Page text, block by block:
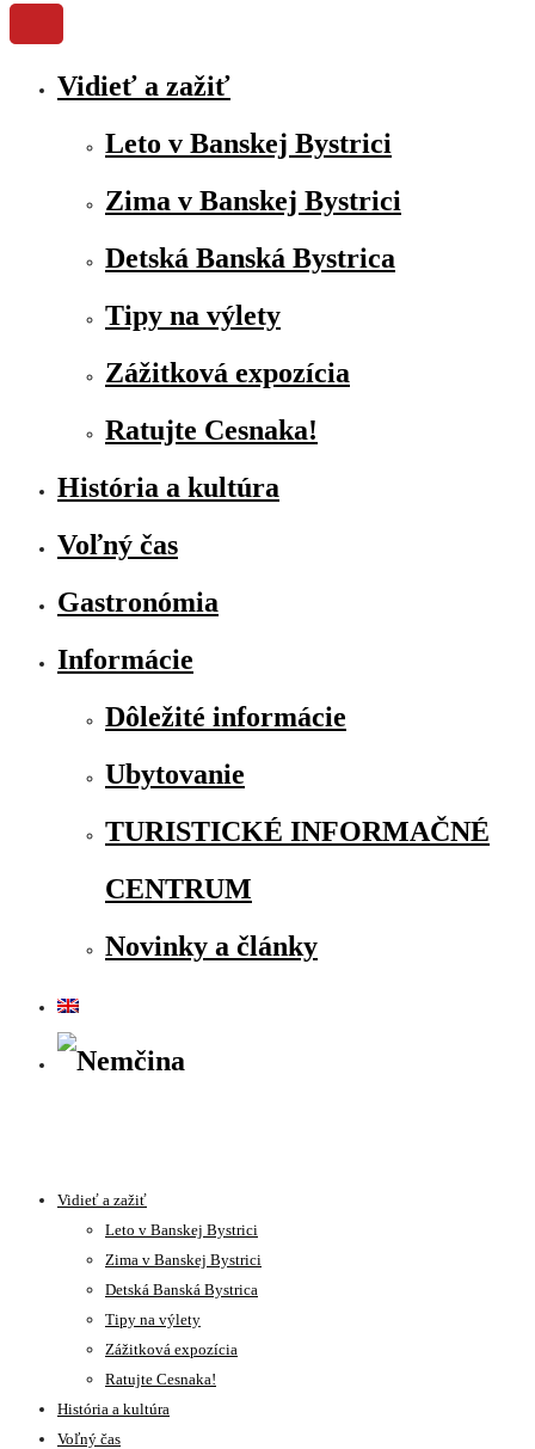
Vidieť a zažiť
Leto v Banskej Bystrici
Zima v Banskej Bystrici
Detská Banská Bystrica
Tipy na výlety
Zážitková expozícia
Ratujte Cesnaka!
História a kultúra
Voľný čas
Gastronómia
Informácie
Dôležité informácie
Ubytovanie
TURISTICKÉ INFORMAČNÉ
CENTRUM
Novinky a články
Vidieť a zažiť
Leto v Banskej Bystrici
Zima v Banskej Bystrici
Detská Banská Bystrica
Tipy na výlety
Zážitková expozícia
Ratujte Cesnaka!
História a kultúra
Voľný čas